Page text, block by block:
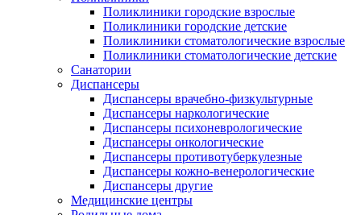
Поликлиники городские взрослые
Поликлиники городские детские
Поликлиники стоматологические взрослые
Поликлиники стоматологические детские
Санатории
Диспансеры
Диспансеры врачебно-физкультурные
Диспансеры наркологические
Диспансеры психоневрологические
Диспансеры онкологические
Диспансеры противотуберкулезные
Диспансеры кожно-венерологические
Диспансеры другие
Медицинские центры